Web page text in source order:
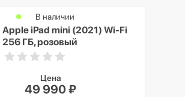
Apple iPad mini (2021) Wi-Fi
256 ГБ, розовый
В наличии
Цена
49 990 ₽